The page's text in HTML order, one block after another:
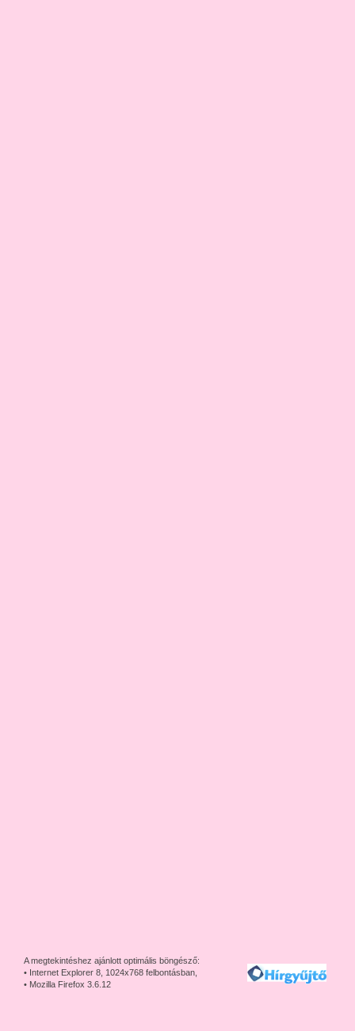
A megtekintéshez ajánlott optimális böngésző:
• Internet Explorer 8, 1024x768 felbontásban,
• Mozilla Firefox 3.6.12